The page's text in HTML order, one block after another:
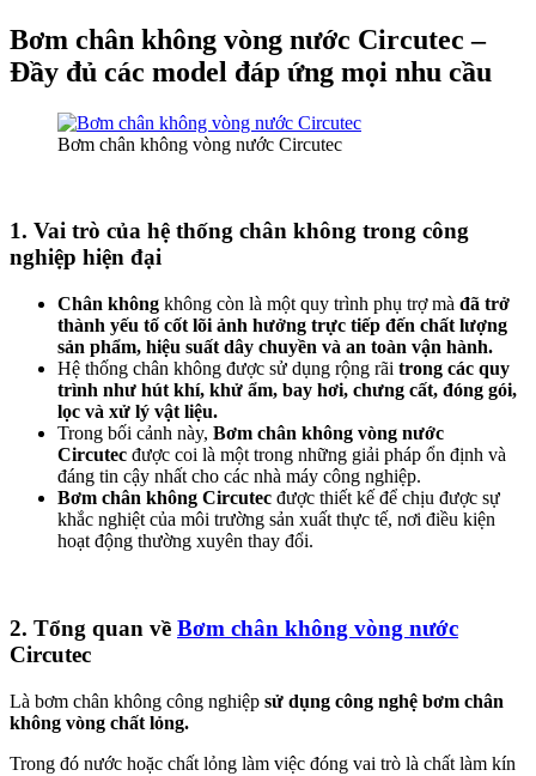
Bơm chân không vòng nước Circutec –
Đầy đủ các model đáp ứng mọi nhu cầu
Bơm chân không vòng nước Circutec
1. Vai trò của hệ thống chân không trong công
nghiệp hiện đại
Chân không không còn là một quy trình phụ trợ mà đã trở
thành yếu tố cốt lõi ảnh hưởng trực tiếp đến chất lượng
sản phẩm, hiệu suất dây chuyền và an toàn vận hành.
Hệ thống chân không được sử dụng rộng rãi trong các quy
trình như hút khí, khử ẩm, bay hơi, chưng cất, đóng gói,
lọc và xử lý vật liệu.
Trong bối cảnh này, Bơm chân không vòng nước
Circutec được coi là một trong những giải pháp ổn định và
đáng tin cậy nhất cho các nhà máy công nghiệp.
Bơm chân không Circutec được thiết kế để chịu được sự
khắc nghiệt của môi trường sản xuất thực tế, nơi điều kiện
hoạt động thường xuyên thay đổi.
2. Tổng quan về Bơm chân không vòng nước
Circutec
Là bơm chân không công nghiệp sử dụng công nghệ bơm chân
không vòng chất lỏng.
Trong đó nước hoặc chất lỏng làm việc đóng vai trò là chất làm kín